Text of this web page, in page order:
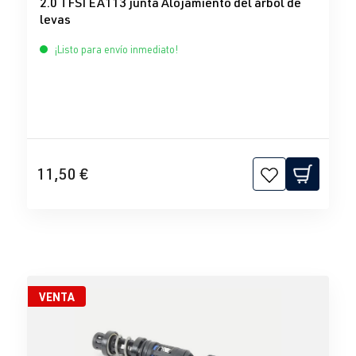
levas
¡Listo para envío inmediato!
11,50 €
VENTA